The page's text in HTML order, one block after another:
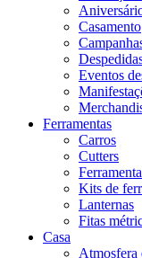
Casamento
Eventos
Ferramentas
Carros
Cutters
Kits de
Lanternas
Fitas
Casa
Atmosfera